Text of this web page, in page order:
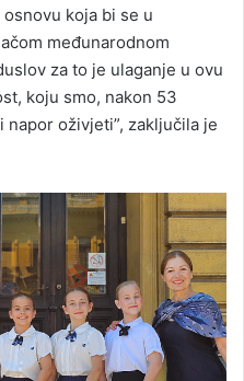
koja bi se u
međunarodnom
za to je ulaganje u ovu
koju smo, nakon 53
oživjeti”, zaključila je